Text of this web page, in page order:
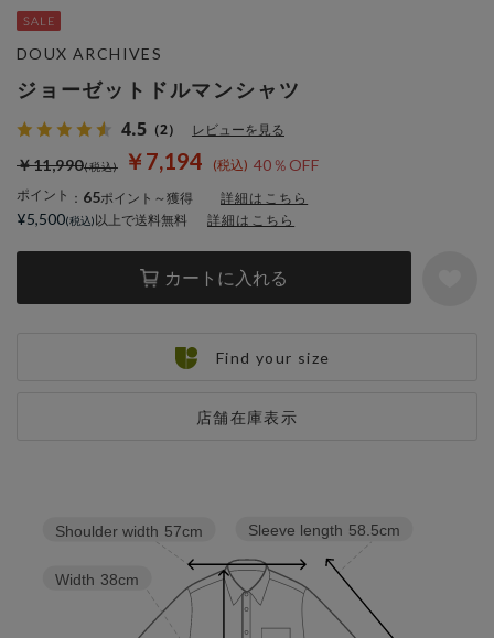
ジョーゼットドルマンシャツ
4.5 （2） レビューを見る
￥7,194 40％OFF
￥11,990
ポイント ： 65ポイント～獲得 詳細はこちら
カートに入れる
店舗在庫表示
DOUX ARCHIVES
¥5,500 以上で送料無料 詳細はこちら
Find your size
Sleeve length 58.5cm
Width 38cm
Shoulder width 57cm